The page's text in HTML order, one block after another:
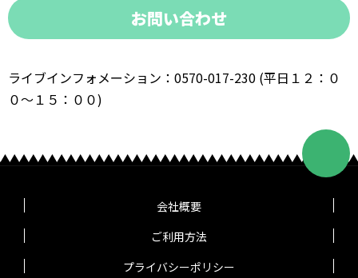
お問い合わせ
ライブインフォメーション：0570-017-230 (平日１２：０
０～１５：００)
会社概要
ご利用方法
プライバシーポリシー